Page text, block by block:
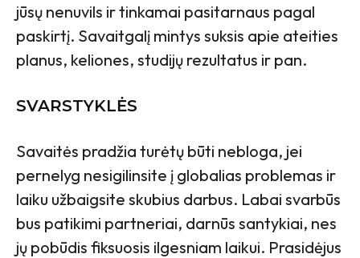
jūsų nenuvils ir tinkamai pasitarnaus pagal
paskirtį. Savaitgalį mintys suksis apie ateities
planus, keliones, studijų rezultatus ir pan.
SVARSTYKLĖS
Savaitės pradžia turėtų būti nebloga, jei
pernelyg nesigilinsite į globalias problemas ir
laiku užbaigsite skubius darbus. Labai svarbūs
bus patikimi partneriai, darnūs santykiai, nes
jų pobūdis fiksuosis ilgesniam laikui. Prasidėjus